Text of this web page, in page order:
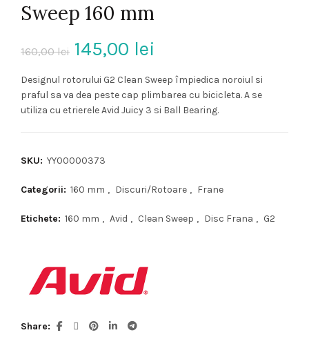
Sweep 160 mm
160,00lei Prețul
inițial
a
160,00 lei.
145,00 lei
curent
este:
Designul rotorului G2 Clean Sweep împiedica noroiul si
praful sa va dea peste cap plimbarea cu bicicleta. A se
utiliza cu etrierele Avid Juicy 3 si Ball Bearing.
SKU: YY00000373
Categorii: 160 mm , Discuri/Rotoare , Frane
Etichete: 160 mm , Avid , Clean Sweep , Disc Frana , G2
Share